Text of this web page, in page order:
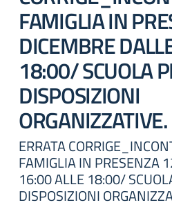
FAMIGLIA IN
DICEMBRE
18:00/ SCUOLA
DISPOSIZIONI
ORGANIZZATIVE.
ERRATA
FAMIGLIA IN PRESENZA
16:00 ALLE 18:00/
DISPOSIZIONI